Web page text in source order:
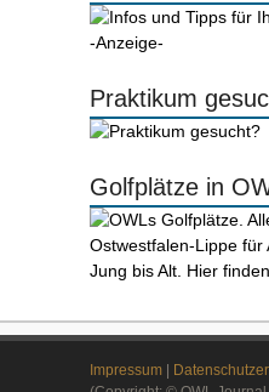
-Anzeige-
Praktikum
Golfplätze in
Impressum